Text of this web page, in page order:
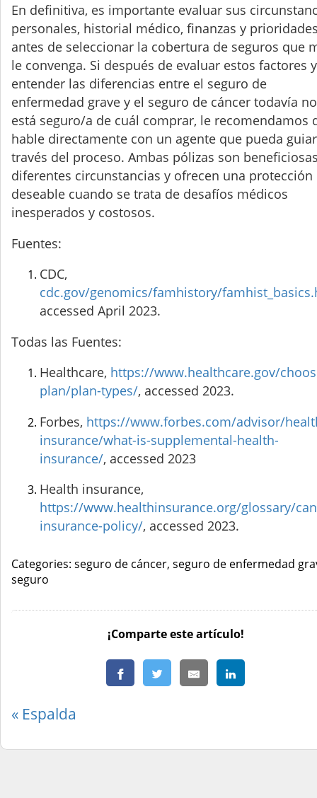
En definitiva, es importante evaluar sus
personales, historial médico, finanzas y
antes de seleccionar la cobertura de seguros que
le convenga. Si después de evaluar estos factores y
entender las diferencias entre el seguro de
enfermedad grave y el seguro de cáncer todavía no
está seguro/a de cuál comprar, le recomendamos
hable directamente con un agente que pueda
través del proceso. Ambas pólizas son
diferentes circunstancias y ofrecen una protección
deseable cuando se trata de desafíos médicos
inesperados y costosos.
Fuentes:
CDC,
cdc.gov/genomics/famhistory/
accessed April 2023.
Todas las Fuentes:
Healthcare, https://www.healthcare.gov/
plan/plan-types/, accessed 2023.
Forbes, https://www.forbes.com/advisor/
insurance/what-is-supplemental-health-
insurance/, accessed 2023
Health insurance,
https://www.healthinsurance.org/glossary/
insurance-policy/, accessed 2023.
Categories: seguro de cáncer, seguro de enfermedad
seguro
¡Comparte este artículo!
« Espalda